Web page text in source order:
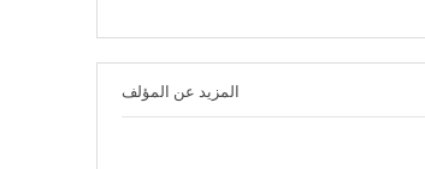
المزيد عن المؤلف